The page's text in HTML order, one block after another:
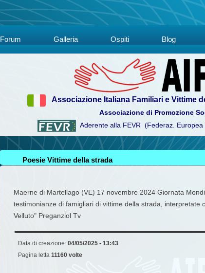
Forum Galleria Ospiti Blog
Associazione Italiana Familiari e Vittime
Associazione di Promozione
Aderente alla FEVR (Federaz. Europea
Poesie Vittime della strada
Maerne di Martellago (VE) 17 novembre 2024 Giornata
testimonianze di famigliari di vittime della strada,
Velluto" Preganziol Tv
Data di creazione: 04/05/2025 • 13:43
Pagina letta 11160 volte